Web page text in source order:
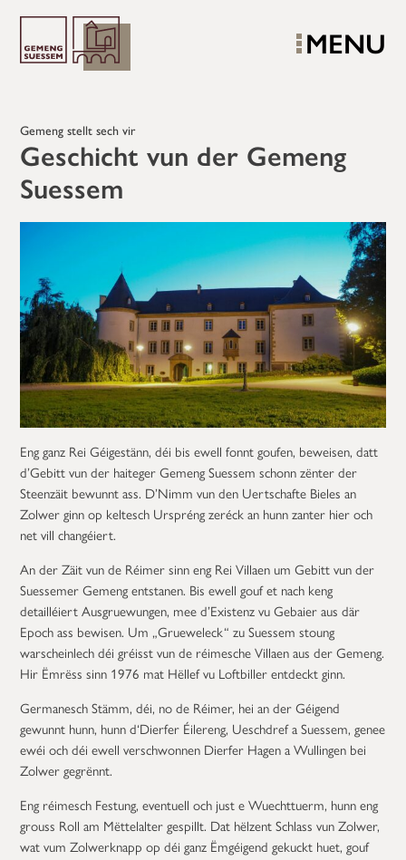
MENU
Gemeng stellt sech vir
Geschicht vun der Gemeng
Suessem
Eng ganz Rei Géigestänn, déi bis ewell fonnt goufen, beweisen, datt
d’Gebitt vun der haiteger Gemeng Suessem schonn zënter der
Steenzäit bewunnt ass. D’Nimm vun den Uertschafte Bieles an
Zolwer ginn op keltesch Urspréng zeréck an hunn zanter hier och
net vill changéiert.
An der Zäit vun de Réimer sinn eng Rei Villaen um Gebitt vun der
Suessemer Gemeng entstanen. Bis ewell gouf et nach keng
detailléiert Ausgruewungen, mee d’Existenz vu Gebaier aus där
Epoch ass bewisen. Um „Grueweleck“ zu Suessem stoung
warscheinlech déi gréisst vun de réimesche Villaen aus der Gemeng.
Hir Ëmrëss sinn 1976 mat Hëllef vu Loftbiller entdeckt ginn.
Germanesch Stämm, déi, no de Réimer, hei an der Géigend
gewunnt hunn, hunn d‘Dierfer Éilereng, Ueschdref a Suessem, genee
ewéi och déi ewell verschwonnen Dierfer Hagen a Wullingen bei
Zolwer gegrënnt.
Eng réimesch Festung, eventuell och just e Wuechttuerm, hunn eng
grouss Roll am Mëttelalter gespillt. Dat hëlzent Schlass vun Zolwer,
wat vum Zolwerknapp op déi ganz Ëmgéigend gekuckt huet, gouf